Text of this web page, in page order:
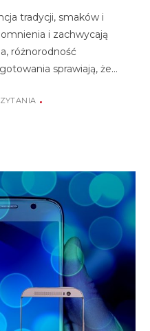
tradycji, smaków i
i zachwycają
różnorodność
sprawiają, że…